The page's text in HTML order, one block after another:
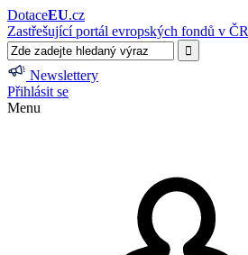
DotaceEU.cz
Zastřešující portál evropských fondů v ČR
Newslettery
Přihlásit se
Menu